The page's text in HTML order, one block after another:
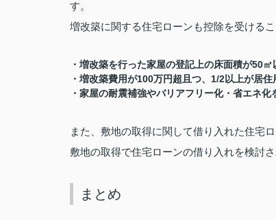
す。
増改築に関する住宅ローンも控除を受ける
・増改築を行った家屋の登記上の床面積が50㎡
・増改築費用が100万円超且つ、 1/2以上が居住
・家屋の耐震補強やバリアフリー化・省エネ化
また、敷地の取得に関して借り入れた住宅
敷地の取得で住宅ローンの借り入れを検討
まとめ